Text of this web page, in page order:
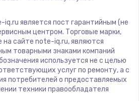
ZTE
Hiper
Evga
Google
Echips
является пост гарантийным (не
центром. Торговые марки,
на сайте note-iq.ru, являются
товарными знаками компаний
используется не с целью
услуг по ремонту, а с
потребителей о предоставляемых
техники правообладателя